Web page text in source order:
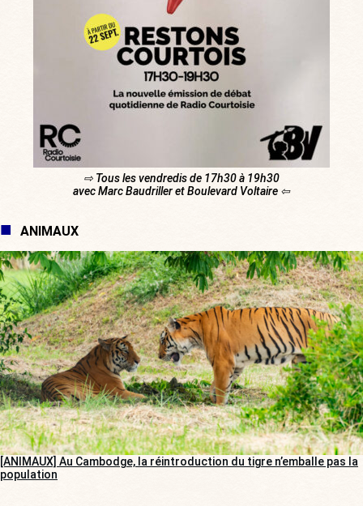
⇨ Tous les vendredis de 17h30 à 19h30
avec Marc Baudriller et Boulevard Voltaire ⇦
ANIMAUX
[ANIMAUX] Au Cambodge, la réintroduction du tigre n’emballe pas la
population